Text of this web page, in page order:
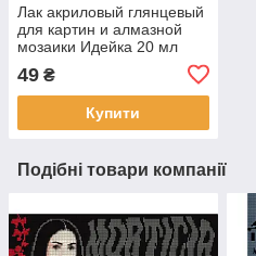
Лак акриловый глянцевый
для картин и алмазной
мозаики Идейка 20 мл
49 ₴
Купити
Подібні товари компанії